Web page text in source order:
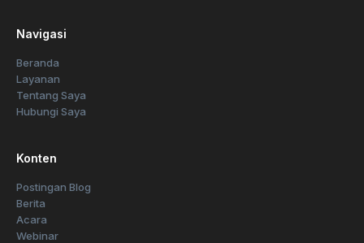
Navigasi
Beranda
Layanan
Tentang Saya
Hubungi Saya
Konten
Postingan Blog
Berita
Acara
Webinar